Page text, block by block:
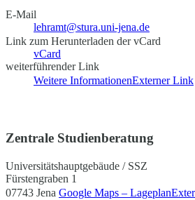
E-Mail
lehramt@stura.uni-jena.de
Link zum Herunterladen der vCard
vCard
weiterführender Link
Weitere InformationenExterner Link
Zentrale Studienberatung
Universitätshauptgebäude / SSZ
Fürstengraben 1
07743 Jena Google Maps – Lageplan